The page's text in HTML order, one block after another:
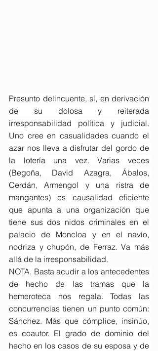
Presunto delincuente, sí, en derivación
de su dolosa y reiterada
irresponsabilidad política y judicial.
Uno cree en casualidades cuando el
azar nos lleva a disfrutar del gordo de
la lotería una vez. Varias veces
(Begoña, David Azagra, Ábalos,
Cerdán, Armengol y una ristra de
mangantes) es causalidad eficiente
que apunta a una organización que
tiene sus dos nidos criminales en el
palacio de Moncloa y en el navío,
nodriza y chupón, de Ferraz. Va más
allá de la irresponsabilidad.
NOTA. Basta acudir a los antecedentes
de hecho de las tramas que la
hemeroteca nos regala. Todas las
concurrencias tienen un punto común:
Sánchez. Más que cómplice, insinúo,
es coautor. El grado de dominio del
hecho en los casos de su esposa y de